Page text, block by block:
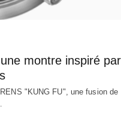
montre inspiré par
"KUNG FU", une fusion de